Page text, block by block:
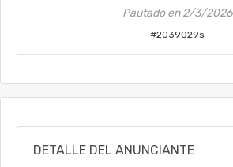
Pautado en2/3/2026
#2039029s
DETALLE DEL ANUNCIANTE